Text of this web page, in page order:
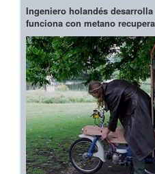
Ingeniero holandés
funciona con metano